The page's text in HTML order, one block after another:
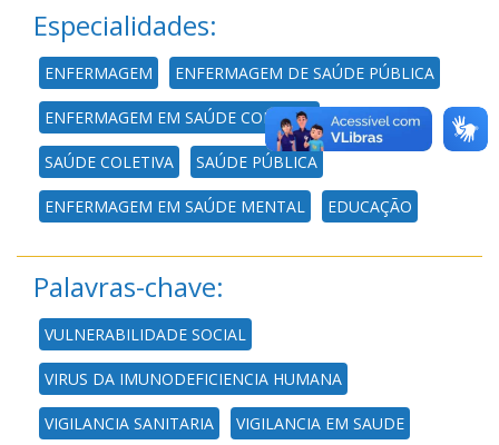
Especialidades:
ENFERMAGEM ENFERMAGEM DE SAÚDE PÚBLICA
ENFERMAGEM EM SAÚDE COLETIVA
SAÚDE COLETIVA SAÚDE PÚBLICA
ENFERMAGEM EM SAÚDE MENTAL EDUCAÇÃO
Palavras-chave:
VULNERABILIDADE SOCIAL
VIRUS DA IMUNODEFICIENCIA HUMANA
VIGILANCIA SANITARIA VIGILANCIA EM SAUDE